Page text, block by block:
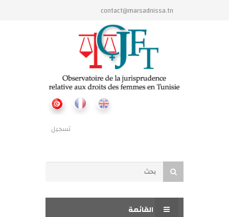
تجاوز إلى المحتوى الرئيسي
contact@marsadnissa.tn
تسجيل
استمارة البحث
بحث
القائمة